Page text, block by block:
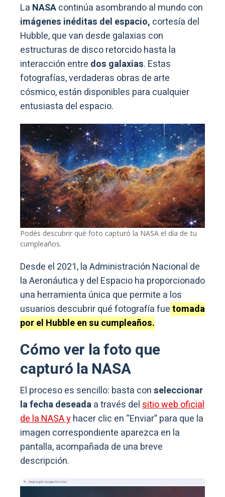
La NASAcontinúa asombrando al mundo con
imágenes inéditas del espacio, cortesía del
Hubble, que van desde galaxias con
estructuras de disco retorcido hasta la
interacción entre dos galaxias. Estas
fotografías, verdaderas obras de arte
cósmico, están disponibles para cualquier
entusiasta del espacio.
Podés descubrir qué foto capturó la NASA el día de tu
cumpleaños.
Desde el 2021, la Administración Nacional de
la Aeronáutica y del Espacio ha proporcionado
una herramienta única que permite a los
usuarios descubrir qué fotografía fuetomada
por el Hubble en su cumpleaños.
Cómo ver la foto que
capturó la NASA
El proceso es sencillo: basta conseleccionar
la fecha deseadaa través delsitio web oficial
de la NASA yhacer clic en “Enviar” para que la
imagen correspondiente aparezca en la
pantalla, acompañada de una breve
descripción.